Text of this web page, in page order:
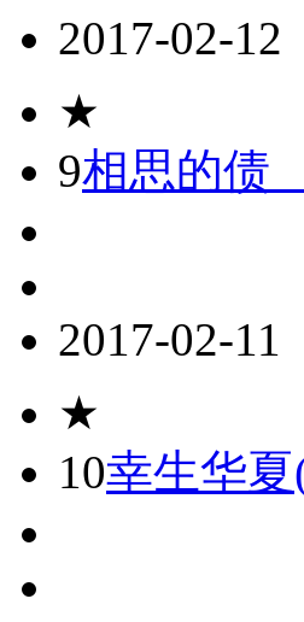
2017-02-12
★
9相思的债
2017-02-11
★
10幸生华